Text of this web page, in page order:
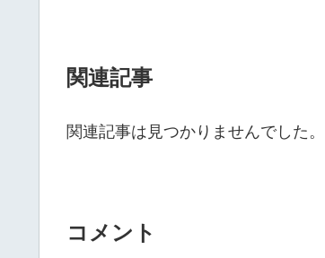
関連記事
関連記事は見つかりませんでした。
コメント